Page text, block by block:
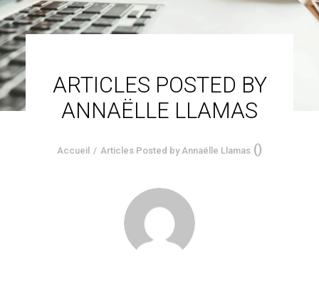
Accueil Articles Posted by Annaëlle Llamas ()
ARTICLES POSTED BY
ANNAËLLE LLAMAS